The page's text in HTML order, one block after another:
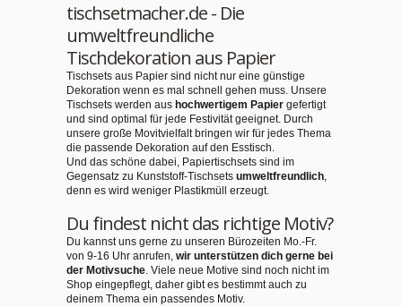
tischsetmacher.de - Die
umweltfreundliche
Tischdekoration aus Papier
Tischsets aus Papier sind nicht nur eine günstige
Dekoration wenn es mal schnell gehen muss. Unsere
Tischsets werden aus hochwertigem Papier gefertigt
und sind optimal für jede Festivität geeignet. Durch
unsere große Movitvielfalt bringen wir für jedes Thema
die passende Dekoration auf den Esstisch.
Und das schöne dabei, Papiertischsets sind im
Gegensatz zu Kunststoff-Tischsets umweltfreundlich,
denn es wird weniger Plastikmüll erzeugt.
Du findest nicht das richtige Motiv?
Du kannst uns gerne zu unseren Bürozeiten Mo.-Fr.
von 9-16 Uhr anrufen, wir unterstützen dich gerne bei
der Motivsuche. Viele neue Motive sind noch nicht im
Shop eingepflegt, daher gibt es bestimmt auch zu
deinem Thema ein passendes Motiv.